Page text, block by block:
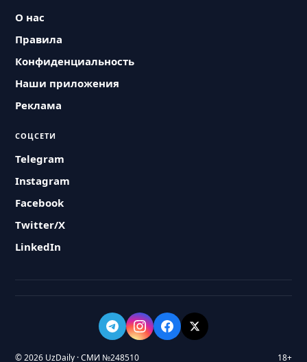
О нас
Правила
Конфиденциальность
Наши приложения
Реклама
СОЦСЕТИ
Telegram
Instagram
Facebook
Twitter/X
LinkedIn
© 2026 UzDaily · СМИ №248510 18+